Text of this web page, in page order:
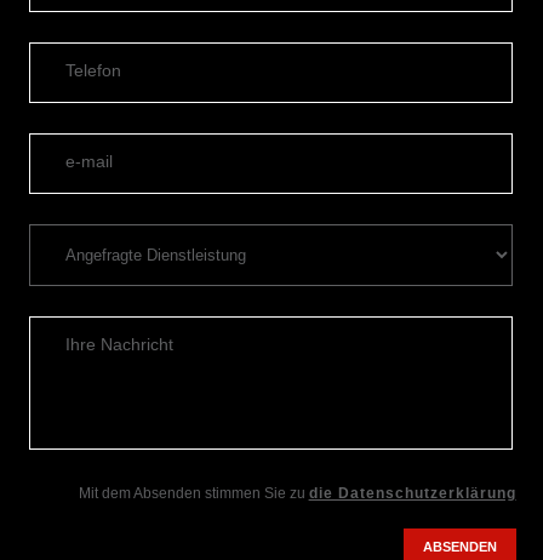
Telefon
e-mail
Ihre Nachricht
Mit dem Absenden stimmen Sie zu die Datenschutzerklärung
ABSENDEN